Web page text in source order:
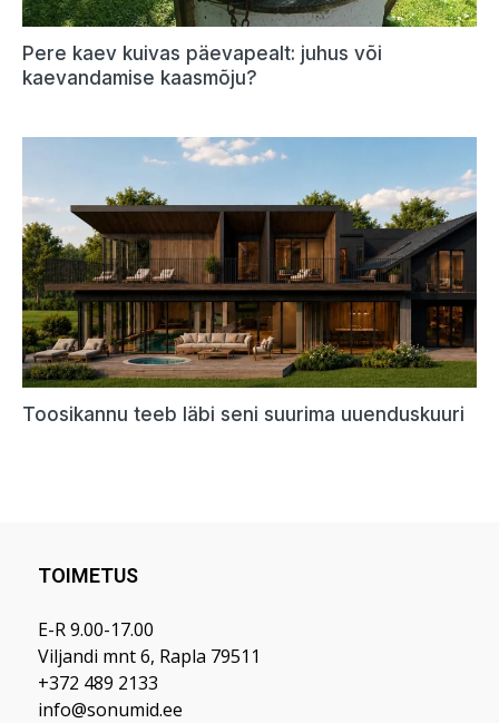
TOIMETUS
E-R 9.00-17.00
Viljandi mnt 6, Rapla 79511
+372 489 2133
info@sonumid.ee